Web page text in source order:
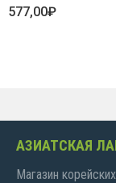
577,00₽
АЗИАТСКАЯ
Магазин